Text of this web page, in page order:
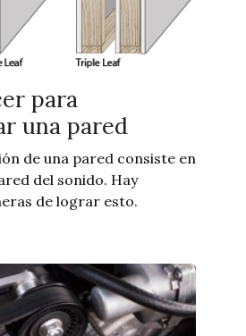
para
una pared
de una pared consiste en
del sonido. Hay
de lograr esto.